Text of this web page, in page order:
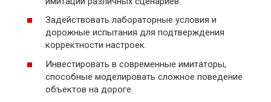
Задействовать лабораторные условия и
дорожные испытания для подтверждения
корректности настроек.
Инвестировать в современные имитаторы,
способные моделировать сложное поведение
объектов на дороге.